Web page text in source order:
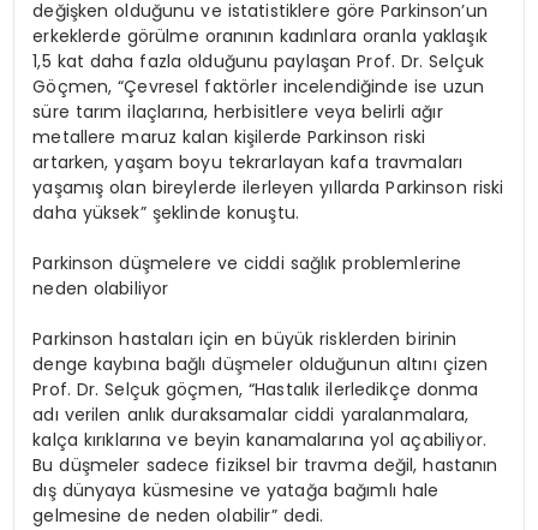
değişken olduğunu ve istatistiklere göre Parkinson’un
erkeklerde görülme oranının kadınlara oranla yaklaşık
1,5 kat daha fazla olduğunu paylaşan Prof. Dr. Selçuk
Göçmen, “Çevresel faktörler incelendiğinde ise uzun
süre tarım ilaçlarına, herbisitlere veya belirli ağır
metallere maruz kalan kişilerde Parkinson riski
artarken, yaşam boyu tekrarlayan kafa travmaları
yaşamış olan bireylerde ilerleyen yıllarda Parkinson riski
daha yüksek” şeklinde konuştu.
Parkinson düşmelere ve ciddi sağlık problemlerine
neden olabiliyor
Parkinson hastaları için en büyük risklerden birinin
denge kaybına bağlı düşmeler olduğunun altını çizen
Prof. Dr. Selçuk göçmen, “Hastalık ilerledikçe donma
adı verilen anlık duraksamalar ciddi yaralanmalara,
kalça kırıklarına ve beyin kanamalarına yol açabiliyor.
Bu düşmeler sadece fiziksel bir travma değil, hastanın
dış dünyaya küsmesine ve yatağa bağımlı hale
gelmesine de neden olabilir” dedi.